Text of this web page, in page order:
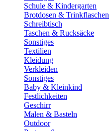
Schule & Kindergarten
Brotdosen & Trinkflaschen
Schreibtisch
Taschen & Rucksäcke
Sonstiges
Textilien
Kleidung
Verkleiden
Sonstiges
Baby & Kleinkind
Festlichkeiten
Geschirr
Malen & Basteln
Outdoor